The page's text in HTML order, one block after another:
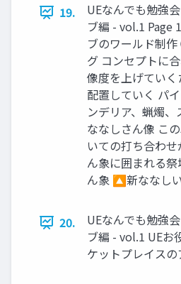
19.
UEなんでも勉強
ブ編 - vol.1 Page
ブのワールド制
グ コンセプトに
像度を上げてい
配置していく パ
ンデリア、蝋燭、
ななしさん像 こ
いての打ち合わ
ん象に囲まれる
ん象 🔼新ななし
20.
UEなんでも勉強
ブ編 - vol.1 UEお
ケットプレイス